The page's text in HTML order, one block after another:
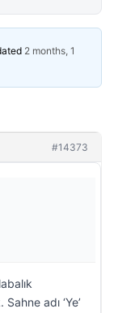
2 months, 1
#14373
adı ‘Ye’